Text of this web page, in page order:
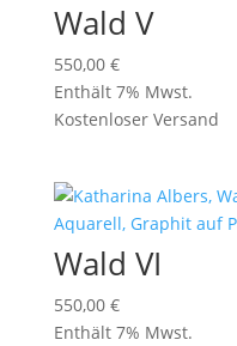
Wald V
550,00 €
Enthält 7% Mwst.
Kostenloser Versand
Wald VI
550,00 €
Enthält 7% Mwst.